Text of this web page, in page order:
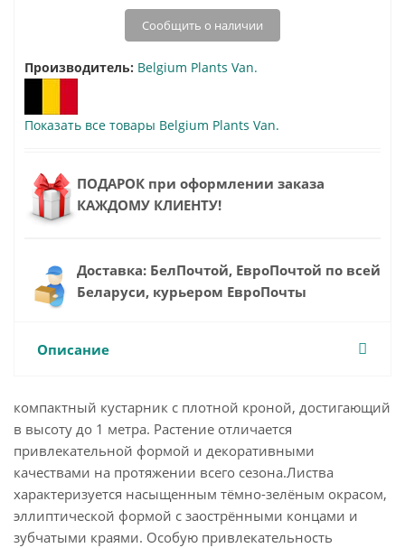
Сообщить о наличии
Производитель: Belgium Plants Van.
Показать все товары Belgium Plants Van.
ПОДАРОК при оформлении заказа
КАЖДОМУ КЛИЕНТУ!
Доставка: БелПочтой, ЕвроПочтой по всей
Беларуси, курьером ЕвроПочты
Описание
компактный кустарник с плотной кроной, достигающий
в высоту до 1 метра. Растение отличается
привлекательной формой и декоративными
качествами на протяжении всего сезона.Листва
характеризуется насыщенным тёмно-зелёным окрасом,
эллиптической формой с заострёнными концами и
зубчатыми краями. Особую привлекательность